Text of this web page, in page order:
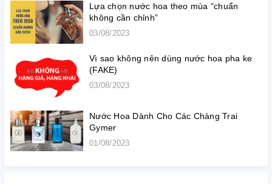
Lựa chọn nước hoa theo mùa “chuẩn
không cần chỉnh”
03/08/2023
Vì sao không nên dùng nước hoa pha ke
(FAKE)
03/08/2023
Nước Hoa Dành Cho Các Chàng Trai
Gymer
01/08/2023